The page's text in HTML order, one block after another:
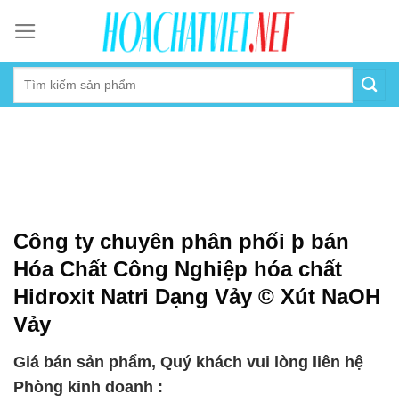
content
Công ty chuyên phân phối þ bán
Hóa Chất Công Nghiệp hóa chất
Hidroxit Natri Dạng Vảy © Xút NaOH
Vảy
Giá bán sản phẩm, Quý khách vui lòng liên hệ
Phòng kinh doanh :